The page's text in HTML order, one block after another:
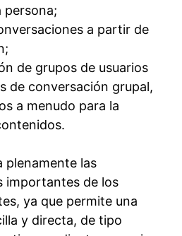
a partir de
de grupos de usuarios
de conversación grupal,
a menudo para la
plenamente las
importantes de los
ya que permite una
y directa, de tipo